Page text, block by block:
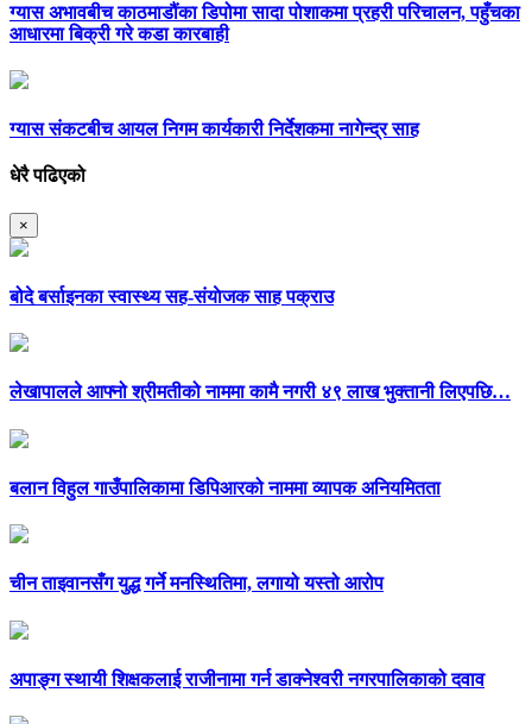
ग्यास अभावबीच काठमाडौंका डिपोमा सादा पोशाकमा प्रहरी परिचालन, पहुँचका
आधारमा बिक्री गरे कडा कारबाही
ग्यास संकटबीच आयल निगम कार्यकारी निर्देशकमा नागेन्द्र साह
धेरै पढिएको
×
बोदे बर्साइनका स्वास्थ्य सह-संयाेजक साह पक्राउ
लेखापालले आफ्नो श्रीमतीको नाममा कामै नगरी ४९ लाख भुक्तानी लिएपछि…
बलान विहुल गाउँपालिकामा डिपिआरको नाममा व्यापक अनियमितता
चीन ताइवानसँग युद्ध गर्ने मनस्थितिमा, लगायो यस्तो आरोप
अपाङ्ग स्थायी शिक्षकलाई राजीनामा गर्न डाक्नेश्वरी नगरपालिकाको दवाव